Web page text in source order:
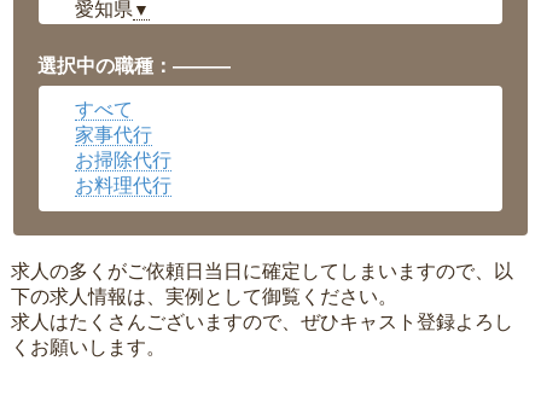
愛知県 ▼
岡山県▼
広島県▼
沖縄県
選択中の職種：———
すべて
家事代行
お掃除代行
お料理代行
求人の多くがご依頼日当日に確定してしまいますので、以
下の求人情報は、実例として御覧ください。
求人はたくさんございますので、ぜひキャスト登録よろし
くお願いします。